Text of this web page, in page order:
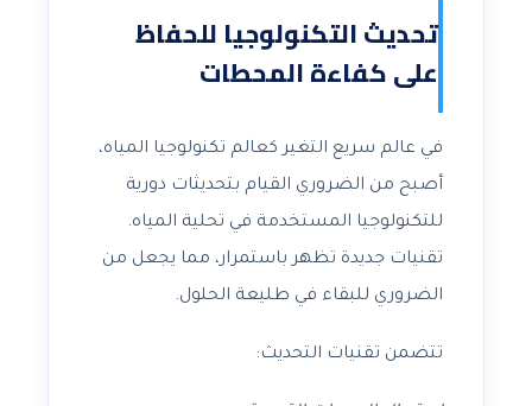
تحديث التكنولوجيا للحفاظ
على كفاءة المحطات
في عالم سريع التغير كعالم تكنولوجيا المياه،
أصبح من الضروري القيام بتحديثات دورية
للتكنولوجيا المستخدمة في تحلية المياه.
تقنيات جديدة تظهر باستمرار، مما يجعل من
الضروري للبقاء في طليعة الحلول.
تتضمن تقنيات التحديث: